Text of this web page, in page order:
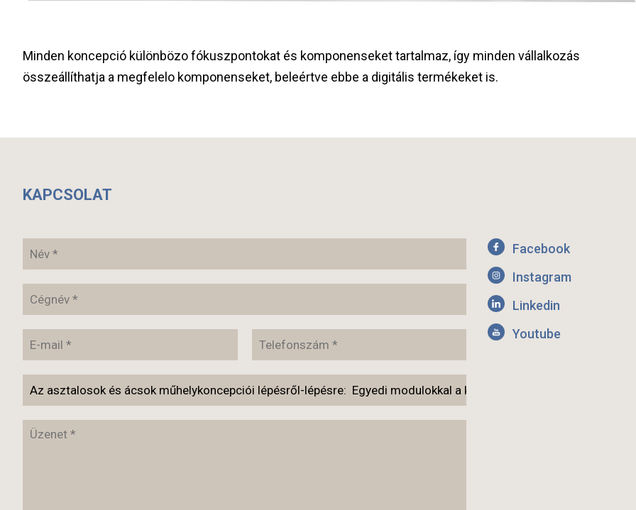
Minden koncepció különbözo fókuszpontokat és komponenseket tartalmaz, így minden vállalkozás
összeállíthatja a megfelelo komponenseket, beleértve ebbe a digitális termékeket is.
KAPCSOLAT
Facebook
Instagram
Linkedin
Youtube